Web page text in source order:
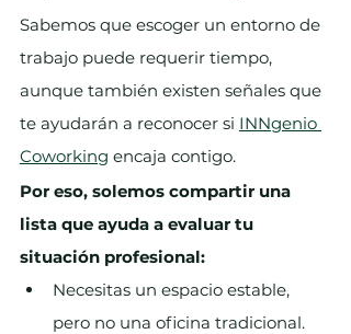
Sabemos que escoger un entorno de
trabajo puede requerir tiempo,
aunque también existen señales que
te ayudarán a reconocer si INNgenio
Coworking encaja contigo.
Por eso, solemos compartir una
lista que ayuda a evaluar tu
situación profesional:
Necesitas un espacio estable,
pero no una oficina tradicional.